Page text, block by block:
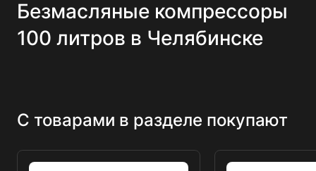
Безмасляные компрессоры
100 литров в Челябинске
С товарами в разделе покупают